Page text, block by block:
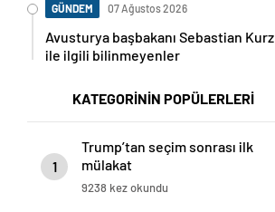
GÜNDEM 07 Ağustos 2026
Avusturya başbakanı Sebastian Kurz
ile ilgili bilinmeyenler
KATEGORİNİN POPÜLERLERİ
1
Trump’tan seçim sonrası ilk
mülakat
9238 kez okundu